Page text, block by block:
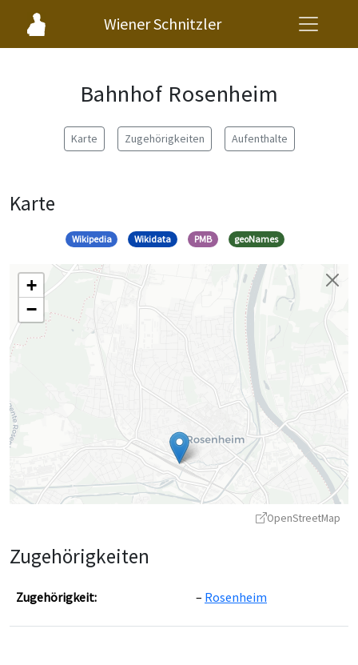
Wiener Schnitzler
Bahnhof Rosenheim
Karte Zugehörigkeiten Aufenthalte
Karte
Wikipedia Wikidata PMB geoNames
+
−
OpenStreetMap
Zugehörigkeiten
Zugehörigkeit: Rosenheim